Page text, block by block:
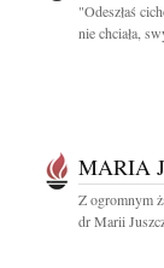
"Odeszłaś
nie chciała,
MARIA
Z ogromnym
dr Marii